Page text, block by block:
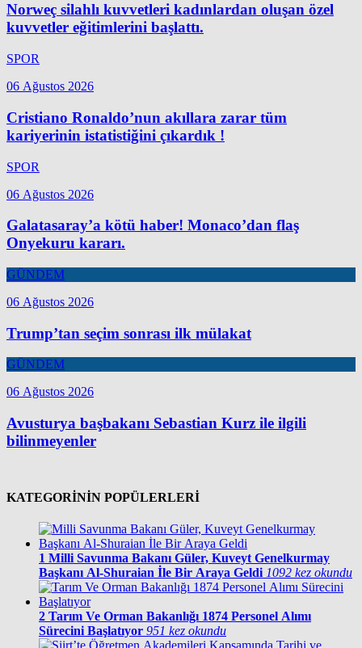
Norweç silahlı kuvvetleri kadınlardan oluşan özel
kuvvetler eğitimlerini başlattı.
SPOR
06 Ağustos 2026
Cristiano Ronaldo’nun akıllara zarar tüm
kariyerinin istatistiğini çıkardık !
SPOR
06 Ağustos 2026
Galatasaray’a kötü haber! Monaco’dan flaş
Onyekuru kararı.
GÜNDEM
06 Ağustos 2026
Trump’tan seçim sonrası ilk mülakat
GÜNDEM
06 Ağustos 2026
Avusturya başbakanı Sebastian Kurz ile ilgili
bilinmeyenler
KATEGORİNİN POPÜLERLERİ
1 Milli Savunma Bakanı Güler, Kuveyt Genelkurmay
Başkanı Al-Shuraian İle Bir Araya Geldi 1092 kez okundu
2 Tarım Ve Orman Bakanlığı 1874 Personel Alımı
Sürecini Başlatıyor 951 kez okundu